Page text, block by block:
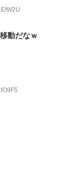
動だなｗ